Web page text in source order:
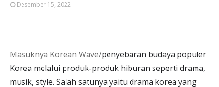
Desember 15, 2022
Masuknya Korean Wave/penyebaran budaya populer
Korea melalui produk-produk hiburan seperti drama,
musik, style. Salah satunya yaitu drama korea yang